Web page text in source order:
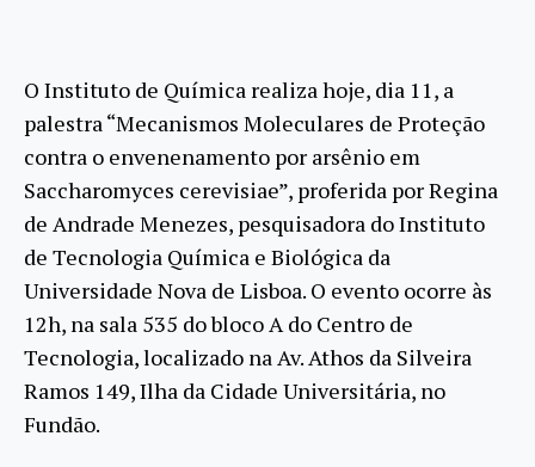
O Instituto de Química realiza hoje, dia 11, a
palestra “Mecanismos Moleculares de Proteção
contra o envenenamento por arsênio em
Saccharomyces cerevisiae”, proferida por Regina
de Andrade Menezes, pesquisadora do Instituto
de Tecnologia Química e Biológica da
Universidade Nova de Lisboa. O evento ocorre às
12h, na sala 535 do bloco A do Centro de
Tecnologia, localizado na Av. Athos da Silveira
Ramos 149, Ilha da Cidade Universitária, no
Fundão.